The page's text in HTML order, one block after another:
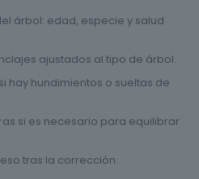
árbol: edad, especie y salud
ajustados al tipo de árbol.
hay hundimientos o sueltas de
si es necesario para equilibrar
tras la corrección.